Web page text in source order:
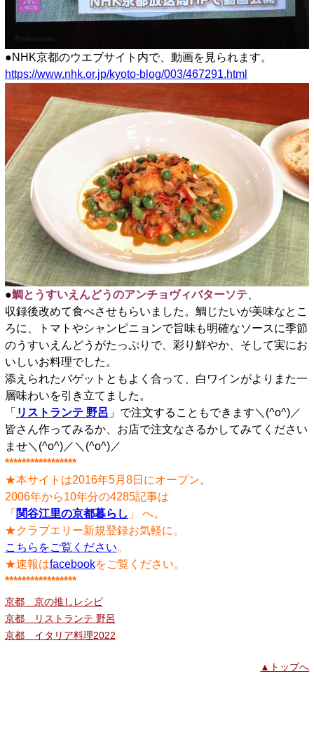
●NHK京都のウエブサイト内で、動画を見られます。
https://www.nhk.or.jp/kyoto-blog/003/467291.html
●鯛とうすいえんどうのアンチョヴィバターソテ、
収録後改めて食べさせもらいました。鯛じたいが美味なとこ
ろに、トマトやシャンピニョンで旨味も明確なソースに季節
のうすいえんどうがたっぷりで、彩り鮮やか、そして実にお
いしいお料理でした。
添えられたバゲットともよく合って、白ワインがよりまた一
層味わいを引き立てました。
「 リストランテ 野呂 」で注文することもできます＼(^o^)／
皆さん作ってみるか、お店で注文なさるかしてみてください
ませ＼(^o^)／＼(^o^)／
*****************
★本サイトは2016年5月8日にオープン。
2006年から10年分の4285記事は
「 関谷江里の京都暮らし 」 へ。
★クラブエリー新規登録お気軽に。
こちらをご覧ください。
★速報はfacebookをご覧ください。
*****************
京都 京の推しレシピ
京都 リストランテ 野呂
京都 イタリア料理2022
▲トップへ